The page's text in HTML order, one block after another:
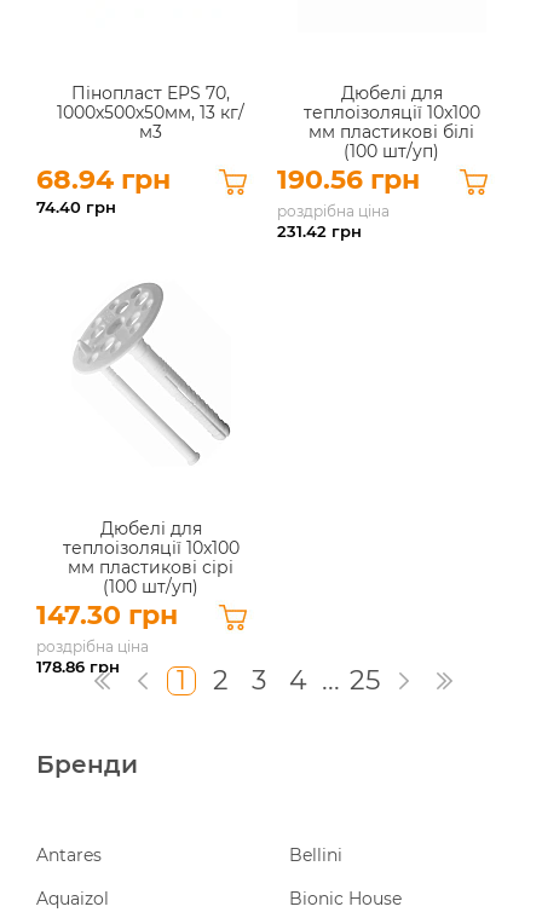
Пінопласт EPS 70,
1000х500х50мм, 13 кг/
м3
68.94 грн
74.40 грн
Дюбелі для
теплоізоляції 10x100
мм пластикові білі
(100 шт/уп)
190.56 грн
роздрібна ціна
231.42 грн
Дюбелі для
теплоізоляції 10x100
мм пластикові сірі
(100 шт/уп)
147.30 грн
роздрібна ціна
178.86 грн 1 2 3 4 ... 25
Бренди
Antares
Aquaizol
Bellini
Bionic House